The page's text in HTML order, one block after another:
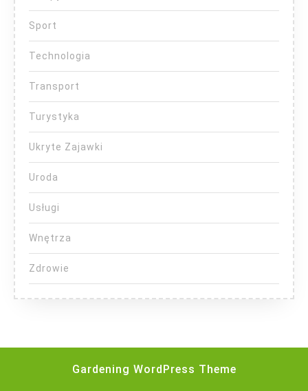
Sport
Technologia
Transport
Turystyka
Ukryte Zajawki
Uroda
Usługi
Wnętrza
Zdrowie
Gardening WordPress Theme